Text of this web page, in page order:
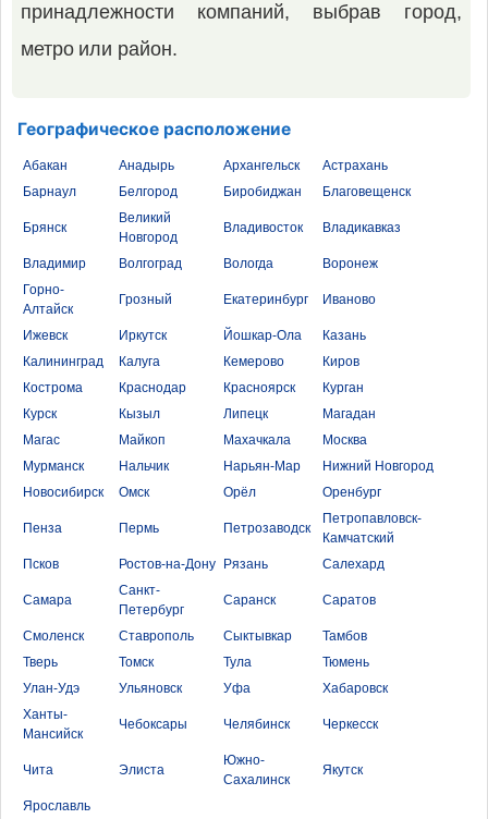
принадлежности компаний, выбрав город,
метро или район.
Географическое расположение
Абакан Анадырь Архангельск
Астрахань
Барнаул
Белгород Биробиджан Благовещенск
Брянск
Великий
Новгород
Владивосток Владикавказ
Владимир Волгоград Вологда
Воронеж
Горно-
Алтайск
Грозный Екатеринбург Иваново
Ижевск Иркутск Йошкар-Ола
Казань
Калининград
Калуга Кемерово
Киров
Кострома
Краснодар Красноярск
Курган
Курск
Кызыл Липецк
Магадан
Магас
Майкоп Махачкала
Москва
Мурманск
Нальчик Нарьян-Мар
Нижний Новгород
Новосибирск
Омск Орёл Оренбург
Пенза Пермь Петрозаводск
Петропавловск-
Камчатский
Псков
Ростов-на-Дону Рязань Салехард
Самара
Санкт-
Петербург
Саранск Саратов
Смоленск Ставрополь Сыктывкар
Тамбов
Тверь
Томск Тула
Тюмень
Улан-Удэ
Ульяновск Уфа
Хабаровск
Ханты-
Мансийск
Чебоксары Челябинск Черкесск
Чита Элиста
Южно-
Сахалинск
Якутск
Ярославль